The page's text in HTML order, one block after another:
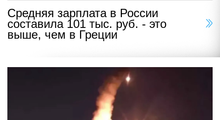
Средняя зарплата в России
составила 101 тыс. руб. - это
выше, чем в Греции